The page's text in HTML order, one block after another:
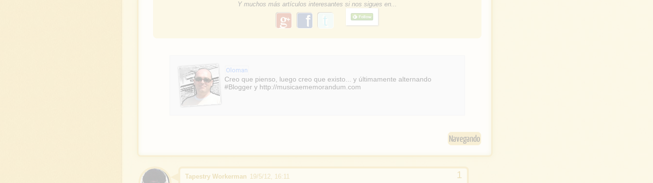
Y muchos más artículos interesantes si nos sigues en...
g
o
e
f
b
t
t
Oloman
Creo que pienso, luego creo que existo... y últimamente alternando
#Blogger y http://musicaememorandum.com
Navegando
Tapestry Workerman 19/5/12, 16:11